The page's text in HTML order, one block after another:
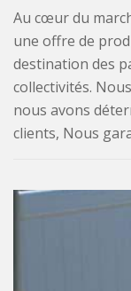
Au cœur du
une offre de
destination des
collectivités.
nous avons
clients, Nous